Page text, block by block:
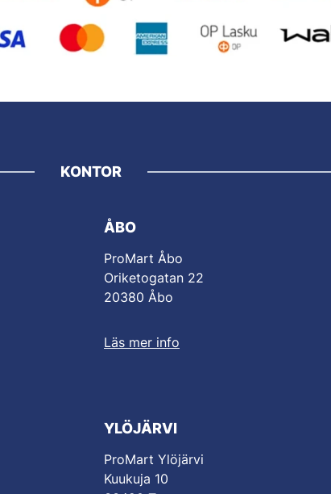
KONTOR
ÅBO
ProMart Åbo
Oriketogatan 22
20380 Åbo
Läs mer info
YLÖJÄRVI
ProMart Ylöjärvi
Kuukuja 10